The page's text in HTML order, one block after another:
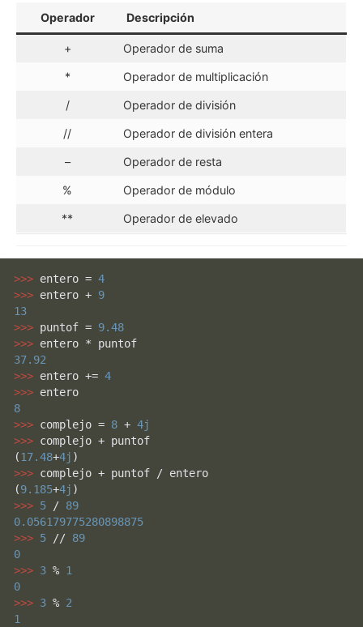
Operador Descripción
+ Operador de suma
* Operador de multiplicación
/ Operador de división
// Operador de división entera
– Operador de resta
% Operador de módulo
** Operador de elevado
>>> entero = 4
>>> entero + 9
13
>>> puntof = 9.48
>>>
37.92
>>> entero += 4
>>>
8
>>> complejo = 8 + 4j
>>> complejo + puntof
(17.48+4j
>>> complejo + puntof / entero
(9.185+4j
>>> 5 / 89
0.056179775280898875
>>> 5 // 89
0
>>> 3 % 1
0
>>> 3 % 2
1